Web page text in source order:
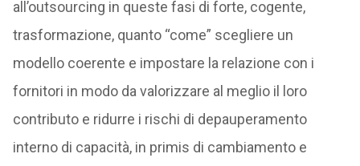
all’outsourcing in queste fasi di forte, cogente,
trasformazione, quanto “come” scegliere un
modello coerente e impostare la relazione con i
fornitori in modo da valorizzare al meglio il loro
contributo e ridurre i rischi di depauperamento
interno di capacità, in primis di cambiamento e